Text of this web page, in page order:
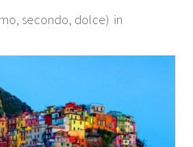
secondo, dolce) in